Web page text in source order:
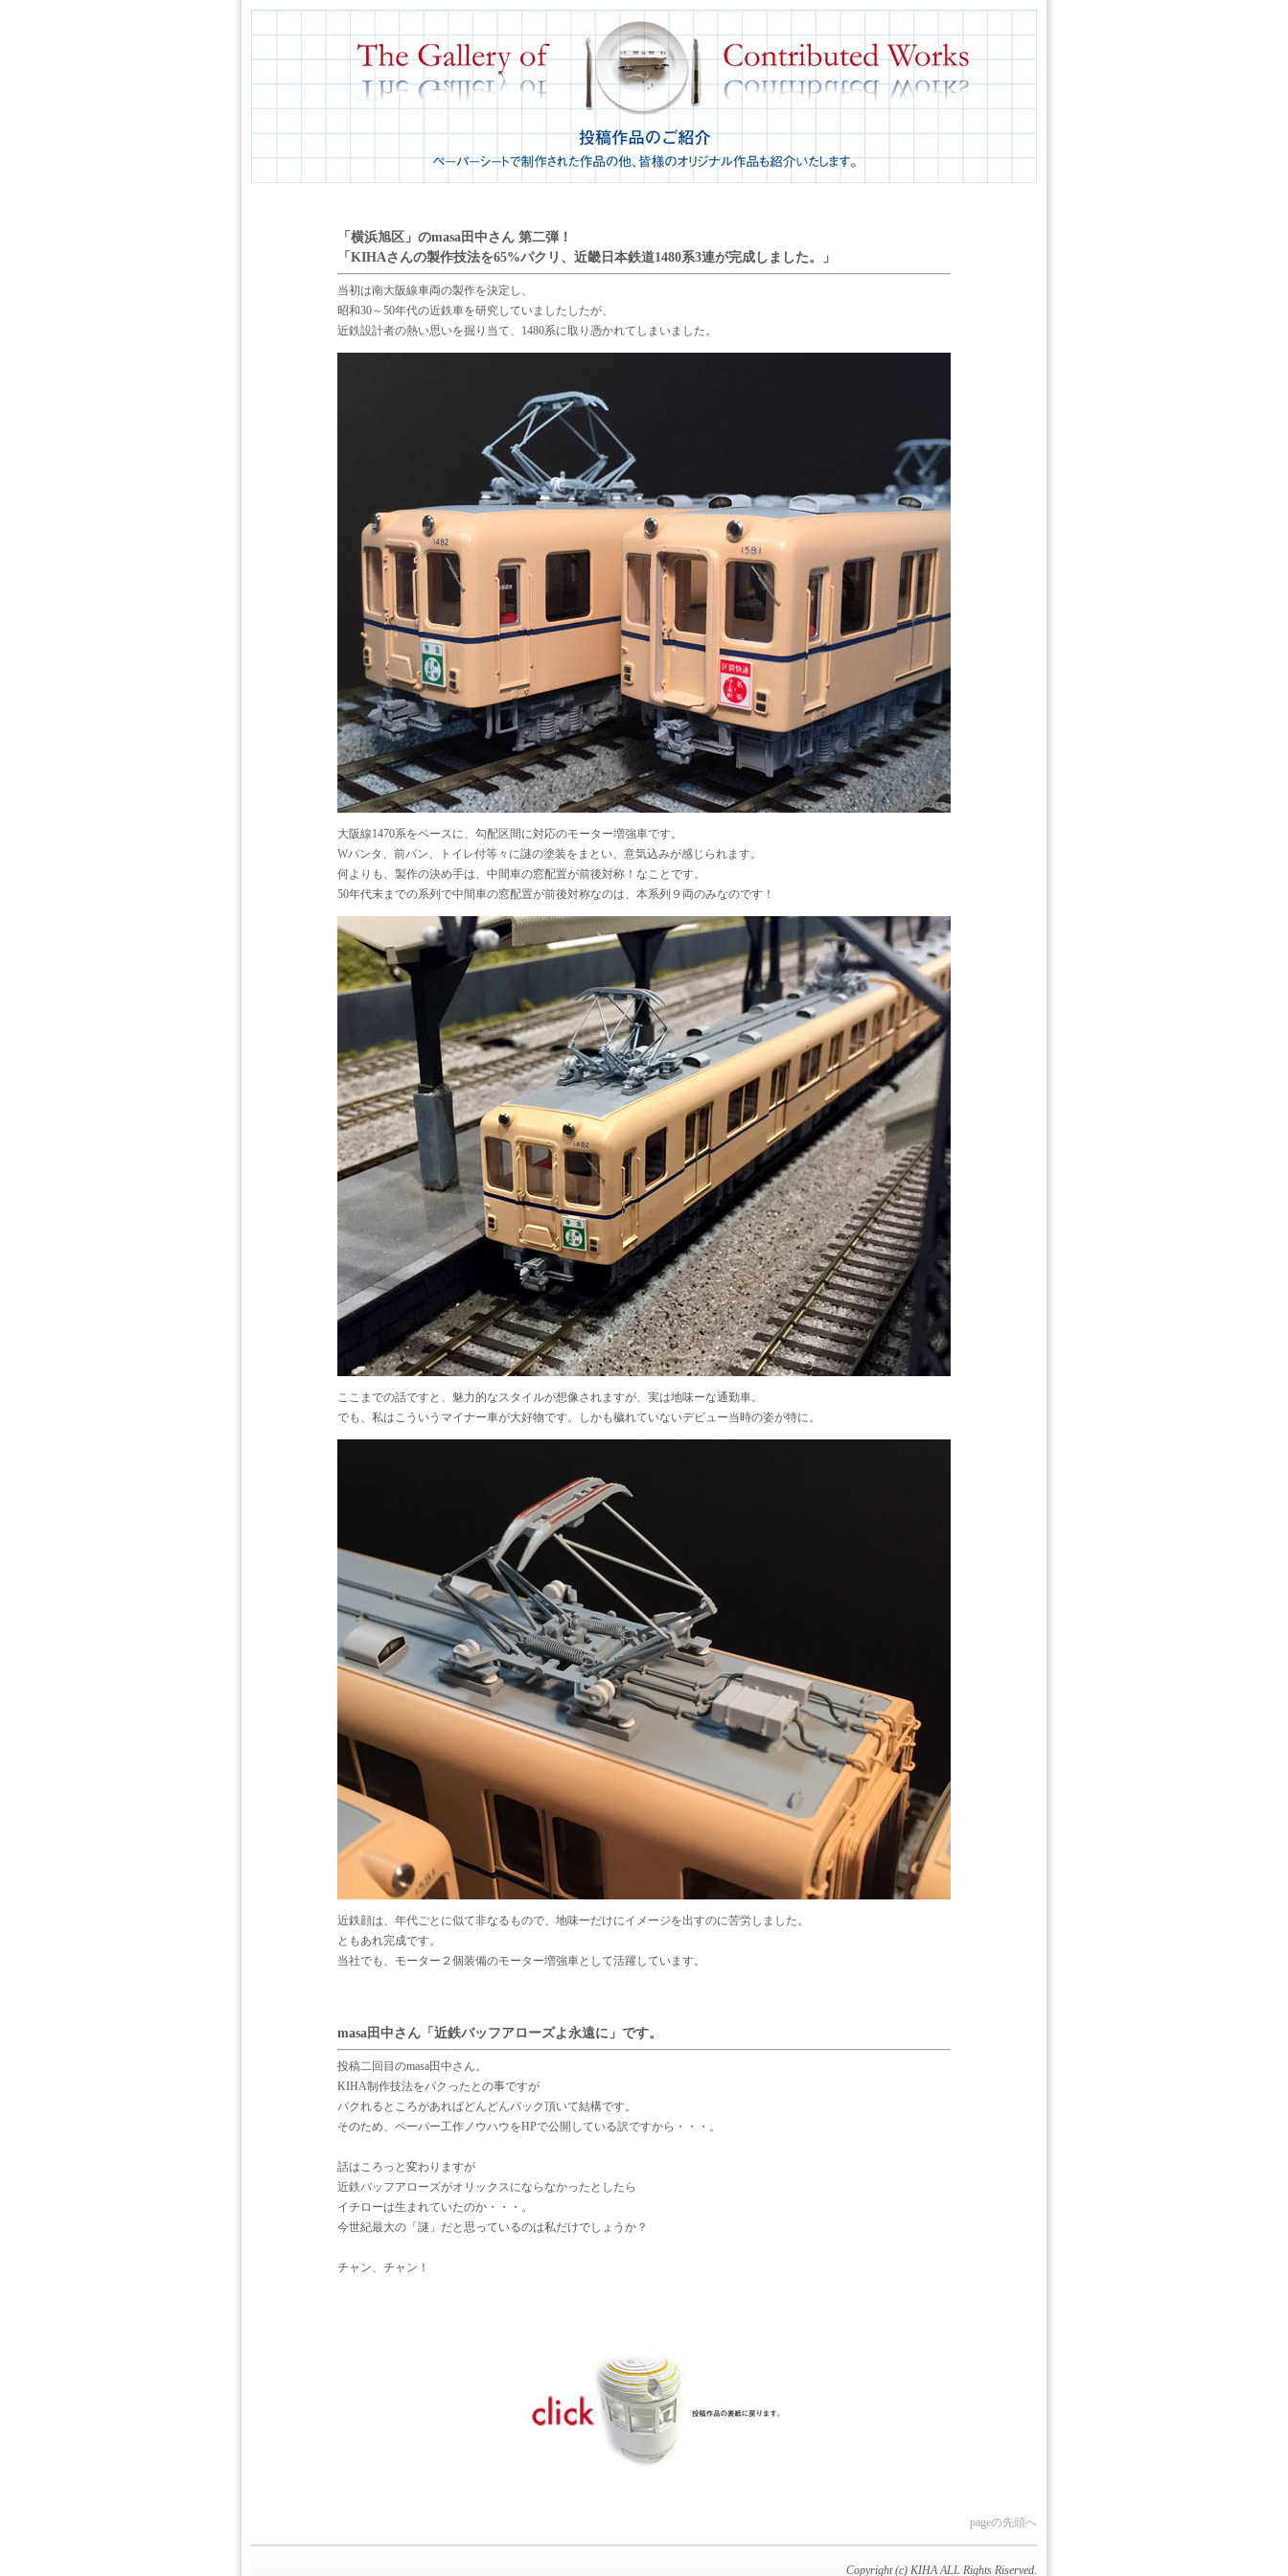
「横浜旭区」のmasa田中さん 第二弾！
「KIHAさんの製作技法を65%パクリ、近畿日本鉄道1480系3連が完成しました。」
当初は南大阪線車両の製作を決定し、
昭和30～50年代の近鉄車を研究していましたしたが、
近鉄設計者の熱い思いを掘り当て、1480系に取り憑かれてしまいました。
大阪線1470系をベースに、勾配区間に対応のモーター増強車です。
Wパンタ、前パン、トイレ付等々に謎の塗装をまとい、意気込みが感じられます。
何よりも、製作の決め手は、中間車の窓配置が前後対称！なことです。
50年代末までの系列で中間車の窓配置が前後対称なのは、本系列９両のみなのです！
ここまでの話ですと、魅力的なスタイルが想像されますが、実は地味ーな通勤車。
でも、私はこういうマイナー車が大好物です。しかも穢れていないデビュー当時の姿が特に。
近鉄顔は、年代ごとに似て非なるもので、地味ーだけにイメージを出すのに苦労しました。
ともあれ完成です。
当社でも、モーター２個装備のモーター増強車として活躍しています。
masa田中さん「近鉄バッフアローズよ永遠に」です。
投稿二回目のmasa田中さん。
KIHA制作技法をパクったとの事ですが
パクれるところがあればどんどんパック頂いて結構です。
そのため、ペーパー工作ノウハウをHPで公開している訳ですから・・・。
話はころっと変わりますが
近鉄バッフアローズがオリックスにならなかったとしたら
イチローは生まれていたのか・・・。
今世紀最大の「謎」だと思っているのは私だけでしょうか？
チャン、チャン！
pageの先頭へ
Copyright (c) KIHA ALL Rights Riserved.